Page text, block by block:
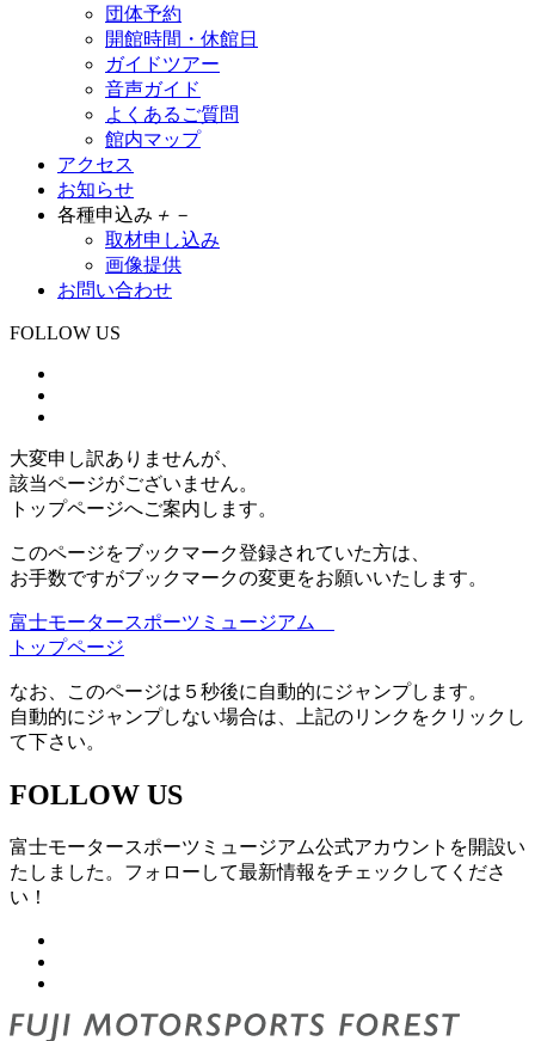
団体予約
開館時間・休館日
ガイドツアー
音声ガイド
よくあるご質問
館内マップ
アクセス
お知らせ
各種申込み ＋ －
取材申し込み
画像提供
お問い合わせ
FOLLOW US
大変申し訳ありませんが、
該当ページがございません。
トップページへご案内します。
このページをブックマーク登録されていた方は、
お手数ですがブックマークの変更をお願いいたします。
富士モータースポーツミュージアム
トップページ
なお、このページは５秒後に自動的にジャンプします。
自動的にジャンプしない場合は、上記のリンクをクリックし
て下さい。
FOLLOW US
富士モータースポーツミュージアム公式アカウントを開設い
たしました。フォローして最新情報をチェックしてくださ
い！